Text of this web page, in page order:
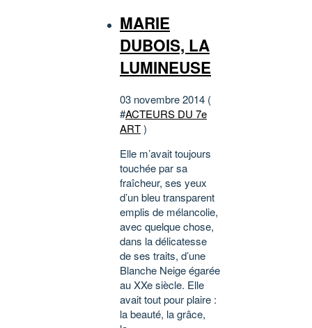
MARIE
DUBOIS, LA
LUMINEUSE
03 novembre 2014 (
#ACTEURS DU 7e
ART)
Elle m’avait toujours
touchée par sa
fraîcheur, ses yeux
d’un bleu transparent
emplis de mélancolie,
avec quelque chose,
dans la délicatesse
de ses traits, d’une
Blanche Neige égarée
au XXe siècle. Elle
avait tout pour plaire :
la beauté, la grâce,